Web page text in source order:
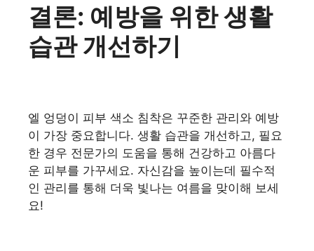
결론: 예방을 위한 생활
습관 개선하기
엘 엉덩이 피부 색소 침착은 꾸준한 관리와 예방
이 가장 중요합니다. 생활 습관을 개선하고, 필요
한 경우 전문가의 도움을 통해 건강하고 아름다
운 피부를 가꾸세요. 자신감을 높이는데 필수적
인 관리를 통해 더욱 빛나는 여름을 맞이해 보세
요!